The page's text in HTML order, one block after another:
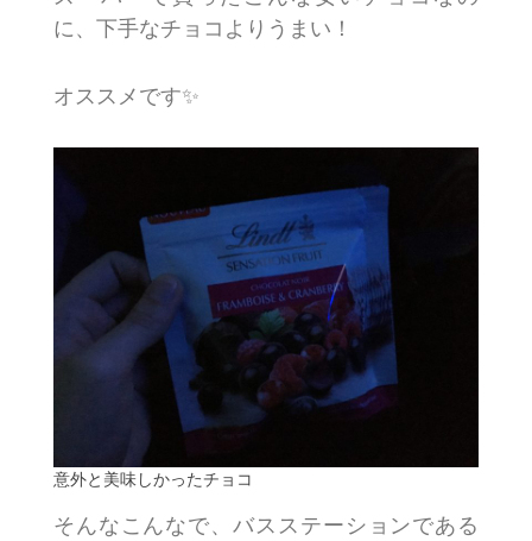
に、下手なチョコよりうまい！
オススメです✨
意外と美味しかったチョコ
そんなこんなで、バスステーションである